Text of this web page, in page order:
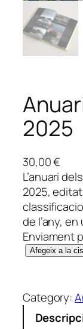
2025
30,00€
L’anuari
2025,
de l’any,
Enviament
q
n
t
Afegeix a la
Category: